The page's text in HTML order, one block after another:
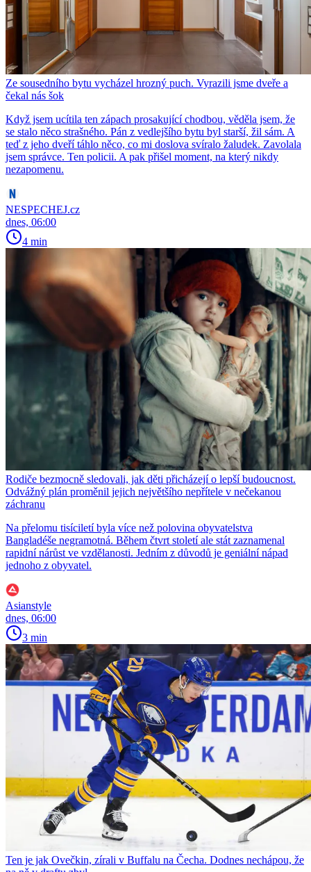
Ze sousedního bytu vycházel hrozný puch. Vyrazili jsme dveře a
čekal nás šok
Když jsem ucítila ten zápach prosakující chodbou, věděla jsem, že
se stalo něco strašného. Pán z vedlejšího bytu byl starší, žil sám. A
teď z jeho dveří táhlo něco, co mi doslova svíralo žaludek. Zavolala
jsem správce. Ten policii. A pak přišel moment, na který nikdy
nezapomenu.
NESPECHEJ.cz
dnes, 06:00
4 min
Rodiče bezmocně sledovali, jak děti přicházejí o lepší budoucnost.
Odvážný plán proměnil jejich největšího nepřítele v nečekanou
záchranu
Na přelomu tisíciletí byla více než polovina obyvatelstva
Bangladéše negramotná. Během čtvrt století ale stát zaznamenal
rapidní nárůst ve vzdělanosti. Jedním z důvodů je geniální nápad
jednoho z obyvatel.
Asianstyle
dnes, 06:00
3 min
Ten je jak Ovečkin, zírali v Buffalu na Čecha. Dodnes nechápou, že